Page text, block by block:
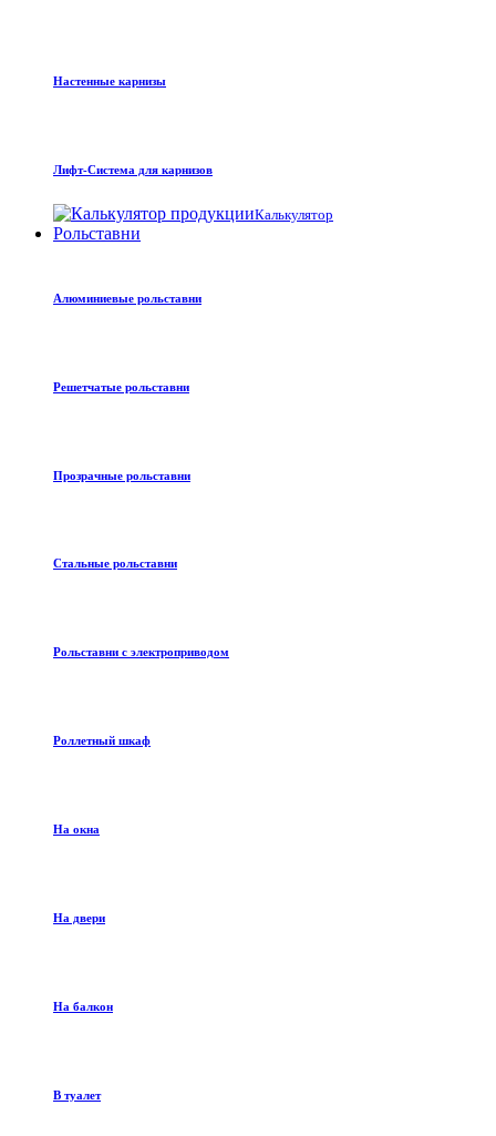
Настенные карнизы
Лифт-Система для карнизов
Калькулятор
Рольставни
Алюминиевые рольставни
Решетчатые рольставни
Прозрачные рольставни
Стальные рольставни
Рольставни с электроприводом
Роллетный шкаф
На окна
На двери
На балкон
В туалет